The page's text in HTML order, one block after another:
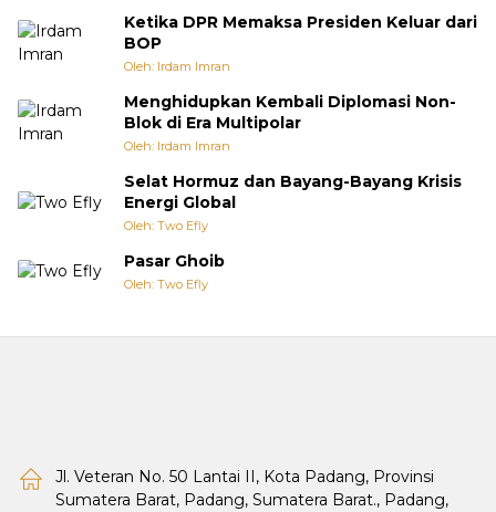
Ketika DPR Memaksa Presiden Keluar dari
BOP
Oleh: Irdam Imran
Menghidupkan Kembali Diplomasi Non-
Blok di Era Multipolar
Oleh: Irdam Imran
Selat Hormuz dan Bayang-Bayang Krisis
Energi Global
Oleh: Two Efly
Pasar Ghoib
Oleh: Two Efly
Jl. Veteran No. 50 Lantai II, Kota Padang, Provinsi
Sumatera Barat, Padang, Sumatera Barat., Padang,